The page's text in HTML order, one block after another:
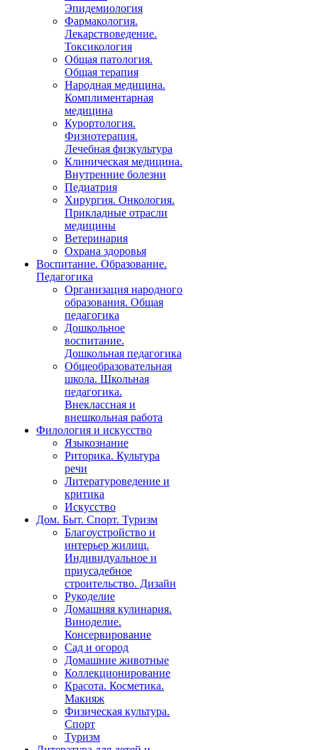
Эпидемиология
Фармакология.
Лекарствоведение.
Токсикология
Общая патология.
Общая терапия
Народная медицина.
Комплиментарная
медицина
Курортология.
Физиотерапия.
Лечебная физкультура
Клиническая медицина.
Внутренние болезни
Педиатрия
Хирургия. Онкология.
Прикладные отрасли
медицины
Ветеринария
Охрана здоровья
Воспитание. Образование.
Педагогика
Организация народного
образования. Общая
педагогика
Дошкольное
воспитание.
Дошкольная педагогика
Общеобразовательная
школа. Школьная
педагогика.
Внеклассная и
внешкольная работа
Филология и искусство
Языкознание
Риторика. Культура
речи
Литературоведение и
критика
Искусство
Дом. Быт. Спорт. Туризм
Благоустройство и
интерьер жилищ.
Индивидуальное и
приусадебное
строительство. Дизайн
Рукоделие
Домашняя кулинария.
Виноделие.
Консервирование
Сад и огород
Домашние животные
Коллекционирование
Красота. Косметика.
Макияж
Физическая культура.
Спорт
Туризм